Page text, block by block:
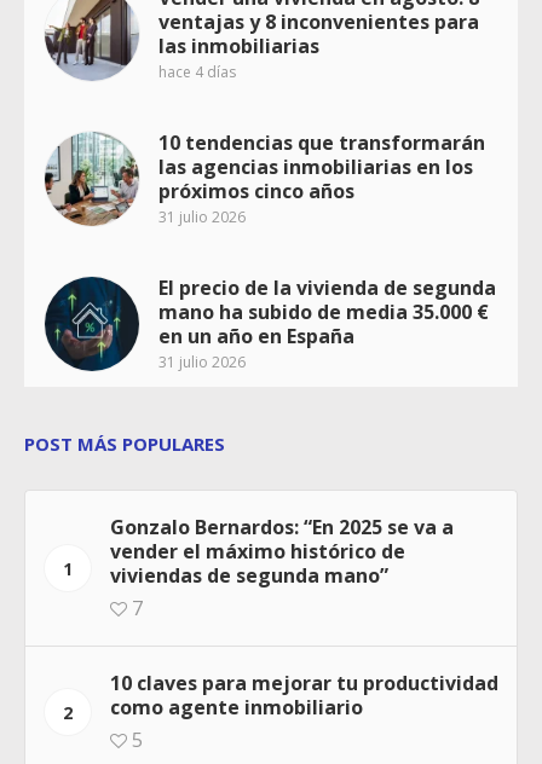
ventajas y 8 inconvenientes para
las inmobiliarias
hace 4 días
10 tendencias que transformarán
las agencias inmobiliarias en los
próximos cinco años
31 julio 2026
El precio de la vivienda de segunda
mano ha subido de media 35.000 €
en un año en España
31 julio 2026
POST MÁS POPULARES
1
Gonzalo Bernardos: “En 2025 se va a
vender el máximo histórico de
viviendas de segunda mano”
7
2
10 claves para mejorar tu productividad
como agente inmobiliario
5